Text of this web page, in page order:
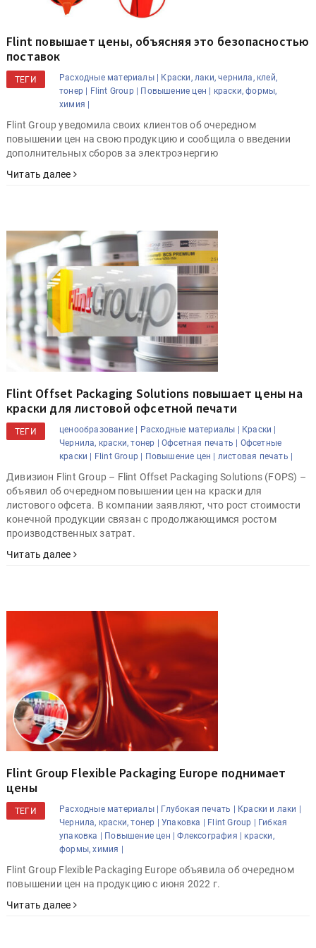
Flint повышает цены, объясняя это безопасностью
поставок
ТЕГИ Расходные материалы |
Краски, лаки, чернила, клей,
тонер |
Flint Group | Повышение цен |
краски, формы,
химия |
Flint Group уведомила своих клиентов об очередном
повышении цен на свою продукцию и сообщила о введении
дополнительных сборов за электроэнергию
Читать далее
Flint Offset Packaging Solutions повышает цены на
краски для листовой офсетной печати
ТЕГИ ценообразование | Расходные материалы | Краски |
Чернила, краски, тонер | Офсетная печать | Офсетные
краски | Flint Group | Повышение цен | листовая печать |
Дивизион Flint Group – Flint Offset Packaging Solutions (FOPS) –
объявил об очередном повышении цен на краски для
листового офсета. В компании заявляют, что рост стоимости
конечной продукции связан с продолжающимся ростом
производственных затрат.
Читать далее
Flint Group Flexible Packaging Europe поднимает
цены
ТЕГИ Расходные материалы | Глубокая печать |
Краски и лаки |
Чернила, краски, тонер |
Упаковка | Flint Group |
Гибкая
упаковка |
Повышение цен | Флексография |
краски,
формы, химия |
Flint Group Flexible Packaging Europe объявила об очередном
повышении цен на продукцию с июня 2022 г.
Читать далее